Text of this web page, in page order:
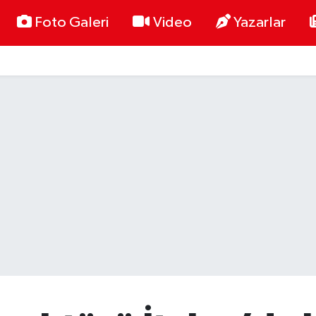
Foto Galeri Video Yazarlar